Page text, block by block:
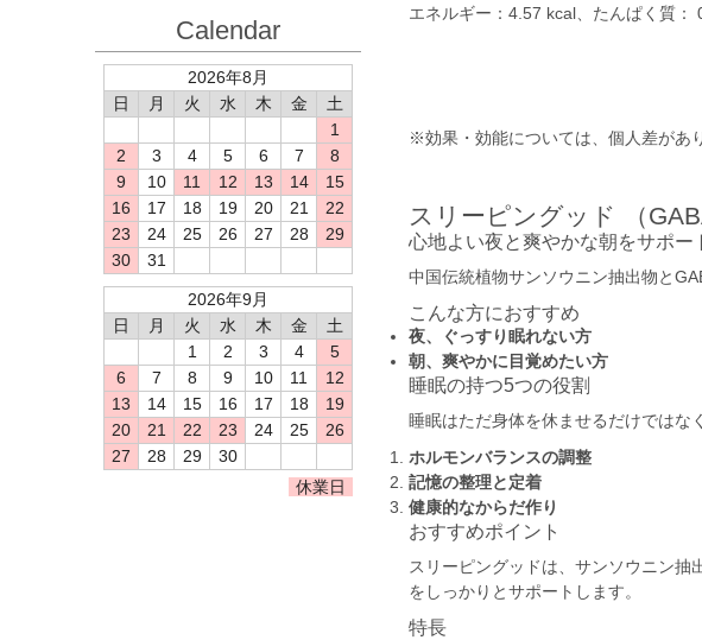
Calendar
2026年8月
日
月 火 水 木 金
土
1
2
3 4 5 6 7
8
9
10 11 12 13 14
15
16
17 18 19 20 21
22
23
24 25 26 27 28
29
30
31
2026年9月
日
月 火 水 木 金
土
1
2 3 4
5
6
7 8 9 10 11
12
13
14 15 16 17 18
19
20
21 22 23 24 25
26
27
28 29
30
休業日
エネルギー：4.57 kcal、たんぱく質
※効果・効能については、個人差があ
スリーピングッド （
心地よい夜と爽やかな朝をサポー
中国伝統植物サンソウニン抽出物と
こんな方におすすめ
夜、ぐっすり眠れない方
朝、爽やかに目覚めたい方
睡眠の持つ5つの役割
睡眠はただ身体を休ませるだけではな
ホルモンバランスの調整
記憶の整理と定着
健康的なからだ作り
おすすめポイント
スリーピングッドは、サンソウニン抽
をしっかりとサポートします。
特長